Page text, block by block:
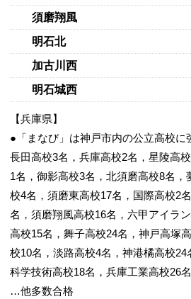
須磨翔風
明石北
加古川西
明石城西
【兵庫県】
●「まなび」は神戸市内の公立高校に
長田高校3名，兵庫高校2名，星陵高
1名，御影高校3名，北須磨高校8名，
校4名，須磨東高校17名，国際高校2
名，須磨翔風高校16名，六甲アイラ
高校15名，舞子高校24名，神戸高塚
校10名，淡路高校4名，神港橘高校24
科学技術高校18名，兵庫工業高校26名
…他多数合格